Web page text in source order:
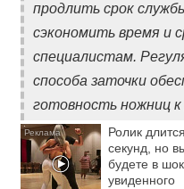
продлить срок
сэкономить время и
специалистам.
способа заточки
готовность ножниц
Ролик
секунд, но
будете в
увиденного